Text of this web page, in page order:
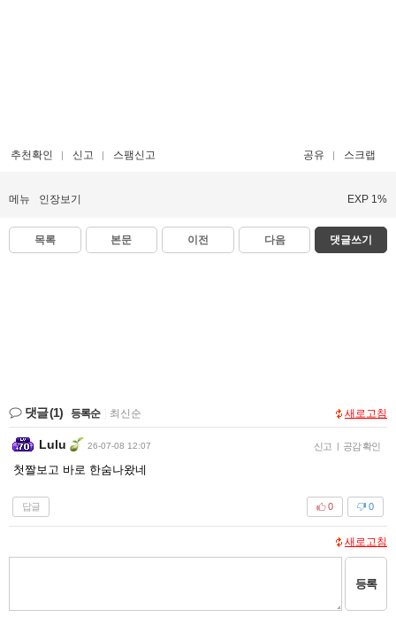
추천확인 신고 스팸신고 공유 스크랩
메뉴 인장보기 EXP 1%
목록 본문 이전 다음 댓글쓰기
댓글(1) 등록순 최신순 새로고침
Lulu 26-07-08 12:07 신고 | 공감 확인
첫짤보고 바로 한숨나왔네
답글 0
0
새로고침
등록